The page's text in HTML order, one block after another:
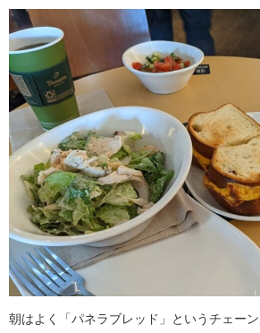
朝はよく「パネラブレッド」というチェー